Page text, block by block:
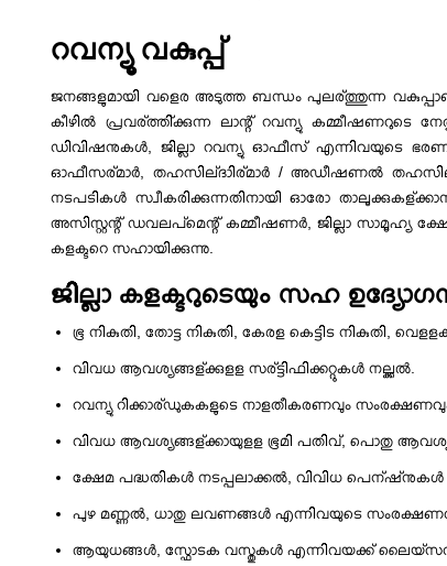
റവന്യൂ വകുപ്പ്
ജനങ്ങളുമായി വളെര അടുത്ത ബന്ധം പുലര്ത്തുന്ന
കീഴില്‍ പ്രവര്ത്തി്ക്കുന്ന ലാന്റ് റവന്യു കമ്മീഷണറുടെ
‍‍ഡിവിഷനുകള്‍, ജില്ലാ റവന്യു ഓഫീസ് എന്നിവയുടെ ഭരണം
ഓഫീസര്മാര്‍, തഹസില്ദാിര്മാര്‍ / അഡീഷണല്‍
നടപടികള്‍ സ്വീകരിക്കുന്നതിനായി ഓരോ
അസിസ്റ്റന്റ് ഡവലപ്മെന്റ് കമ്മീഷണര്‍, ജില്ലാ സാമൂഹ്യ
കളക്ടറെ സഹായിക്കുന്നു.
ജില്ലാ കളക്ടറുടെയും സഹ
ഭൂ നികുതി, തോട്ട നികുതി, കേരള കെട്ടിട നികുതി,
വിവധ ആവശ്യങ്ങള്ക്കുളള സര്ട്ടിഫിക്കറ്റുകള്‍ നല്ക്കല്‍.
റവന്യു റിക്കാര്ഡുകകളുടെ നാളതീകരണവും
വിവധ ആവശ്യങ്ങള്ക്കായുളള ഭൂമി പതിവ്, പൊതു
ക്ഷേമ പദ്ധതികള്‍ നടപ്പലാക്കല്‍, വിവിധ പെന്ഷ്നുകള്‍
പുഴ മണ്ണല്‍, ധാതു ലവണങ്ങള്‍ എന്നിവയുടെ
ആയുധങ്ങള്‍, സ്ഫോടക വസ്തുകള്‍ എന്നിവയക്ക്